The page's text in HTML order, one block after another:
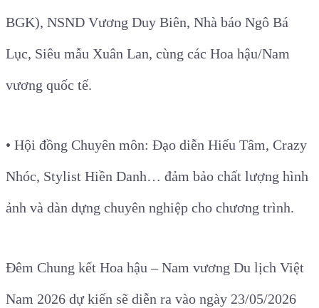
BGK), NSND Vương Duy Biên, Nhà báo Ngô Bá
Lục, Siêu mẫu Xuân Lan, cùng các Hoa hậu/Nam
vương quốc tế.
• Hội đồng Chuyên môn: Đạo diễn Hiếu Tâm, Crazy
Nhóc, Stylist Hiền Danh… đảm bảo chất lượng hình
ảnh và dàn dựng chuyên nghiệp cho chương trình.
Đêm Chung kết Hoa hậu – Nam vương Du lịch Việt
Nam 2026 dự kiến sẽ diễn ra vào ngày 23/05/2026